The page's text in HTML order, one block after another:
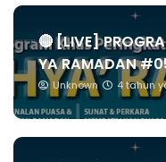
🔴 [LIVE]
YA RAMADAN
Unknown 4 tahun